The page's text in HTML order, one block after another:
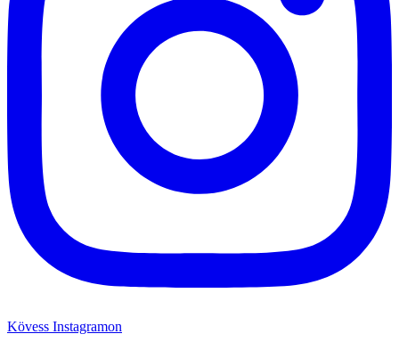
Kövess Instagramon